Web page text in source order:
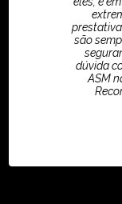
são
dúvida
ASM